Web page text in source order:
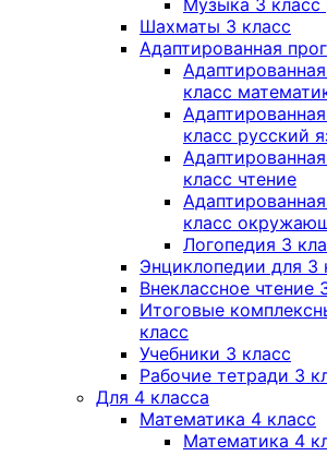
Музыка 3 класс
Шахматы 3 класс
Адаптированная
класс
класс русский
класс чтение
класс
Логопедия 3
Энциклопедии для 3
Внеклассное чтение
Итоговые
класс
Учебники 3 класс
Рабочие тетради 3
Для 4 класса
Математика 4 класс
Математика 4